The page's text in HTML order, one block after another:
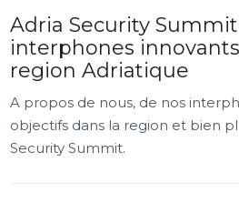
Adria Security Summit
interphones
region Adriatique
A propos de nous, de nos
objectifs dans la region et bien
Security Summit.